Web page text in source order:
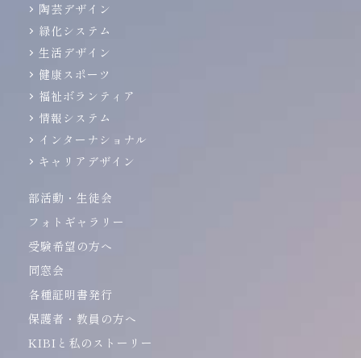
陶芸デザイン
緑化システム
生活デザイン
健康スポーツ
福祉ボランティア
情報システム
インターナショナル
キャリアデザイン
部活動・生徒会
フォトギャラリー
受験希望の方へ
同窓会
各種証明書発行
保護者・教員の方へ
KIBIと私のストーリー